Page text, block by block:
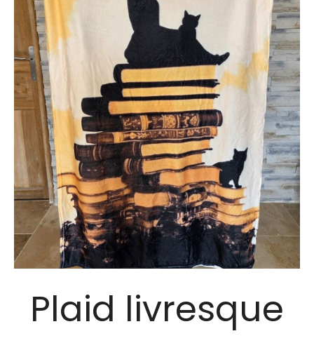
Plaid livresque